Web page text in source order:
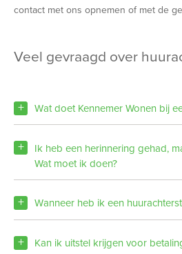
contact met ons opnemen of met de
veel gevraagd over
Wat doet Kennemer Wonen bij
Ik heb een herinnering gehad, maar ik heb al betaald.
Wat moet ik doen?
Wanneer heb ik een
Kan ik uitstel krijgen voor